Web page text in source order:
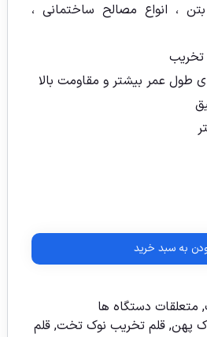
، انواع مصالح ساختمانی ،
تخریب
طول عمر بیشتر و مقاومت بالا
به سبد خرید
, متعلقات دستگاه ها
پهن, قلم تخریب نوک تخت, قلم